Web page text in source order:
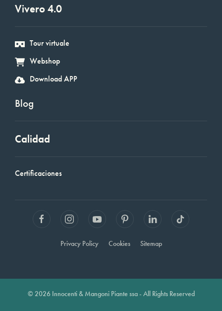
Vivero 4.0
Tour virtuale
Webshop
Download APP
Blog
Calidad
Certificaciones
Privacy Policy Cookies Sitemap
© 2026 Innocenti & Mangoni Piante ssa - All Rights Reserved